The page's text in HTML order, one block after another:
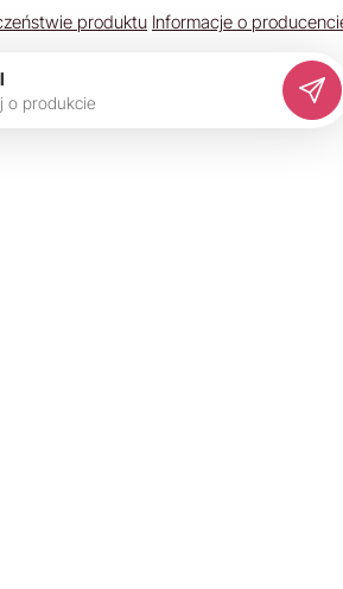
produktu Informacje o
j o produkcie